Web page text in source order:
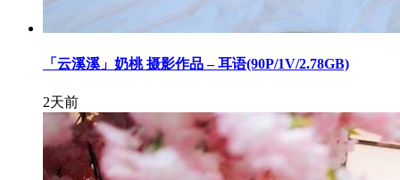
「云溪溪」奶桃 摄影作品 – 耳语(90P/1V/2.78GB)
2天前